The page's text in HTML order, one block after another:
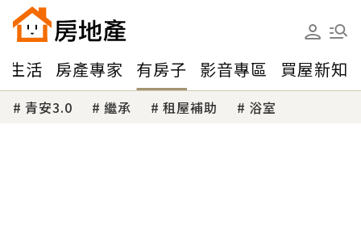
生活 房產專家 有房子 影音專區 買屋新知
青安3.0 繼承 租屋補助 浴室